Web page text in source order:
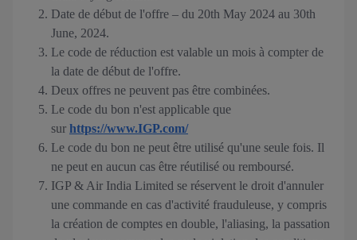
Date de début de l'offre – du 20th May 2024 au 30th
June, 2024.
Le code de réduction est valable un mois à compter de
la date de début de l'offre.
Deux offres ne peuvent pas être combinées.
Le code du bon n'est applicable que
sur https://www.IGP.com/
Le code du bon ne peut être utilisé qu'une seule fois. Il
ne peut en aucun cas être réutilisé ou remboursé.
IGP & Air India Limited se réservent le droit d'annuler
une commande en cas d'activité frauduleuse, y compris
la création de comptes en double, l'aliasing, la passation